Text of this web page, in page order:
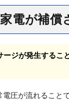
電が補償
ージが発生するこ
圧が流れること